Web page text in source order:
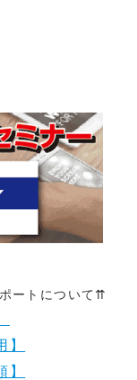
ートについて⇈
】
】